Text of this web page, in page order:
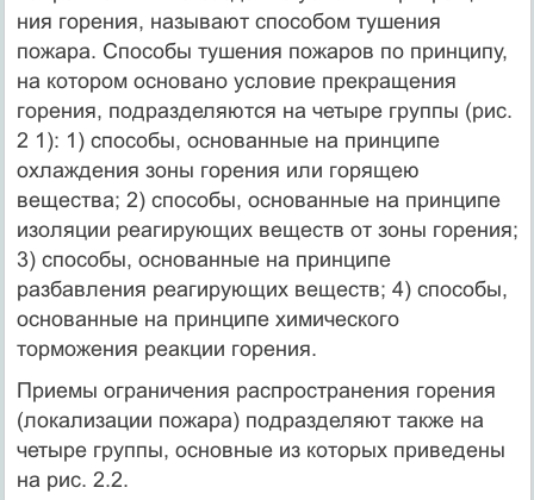
ния горения, называют способом тушения
пожара. Способы тушения пожаров по принципу,
на котором основано условие прекращения
горения, подразделяются на четыре группы (рис.
2 1): 1) способы, основанные на принципе
охлаждения зоны горения или горящею
вещества; 2) способы, основанные на принципе
изоляции реагирую­щих веществ от зоны горения;
3) способы, основанные на принципе
разбавления реагирующих веществ; 4) способы,
основанные на прин­ципе химического
торможения реакции горения.
Приемы ограничения распространения горения
(локализации по­жара) подразделяют также на
четыре группы, основные из которых приведены
на рис. 2.2.